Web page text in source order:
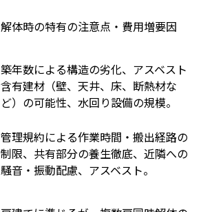
解体時の特有の注意点・費用増要因
築年数による構造の劣化、アスベスト
含有建材（壁、天井、床、断熱材な
ど）の可能性、水回り設備の規模。
管理規約による作業時間・搬出経路の
制限、共有部分の養生徹底、近隣への
騒音・振動配慮、アスベスト。